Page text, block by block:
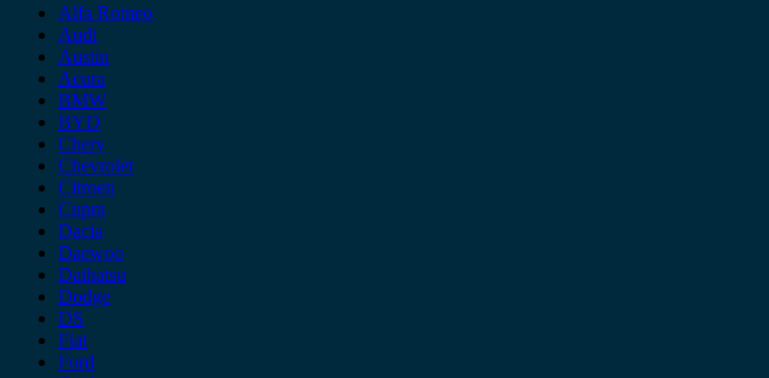
Alfa Romeo
Audi
Austin
Acura
BMW
BYD
Chery
Chevrolet
Citroen
Cupra
Dacia
Daewoo
Daihatsu
Dodge
DS
Fiat
Ford